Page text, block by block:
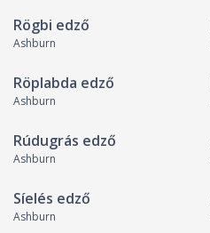
Rögbi edző
Ashburn
Röplabda edző
Ashburn
Rúdugrás edző
Ashburn
Síelés edző
Ashburn